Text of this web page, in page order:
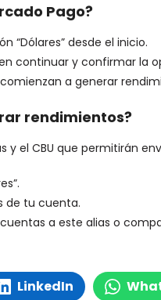
Pago?
“Dólares” desde el inicio.
continuar y confirmar la
comienzan a generar
rendimientos?
y el CBU que permitirán
de tu cuenta.
a este alias o
LinkedIn